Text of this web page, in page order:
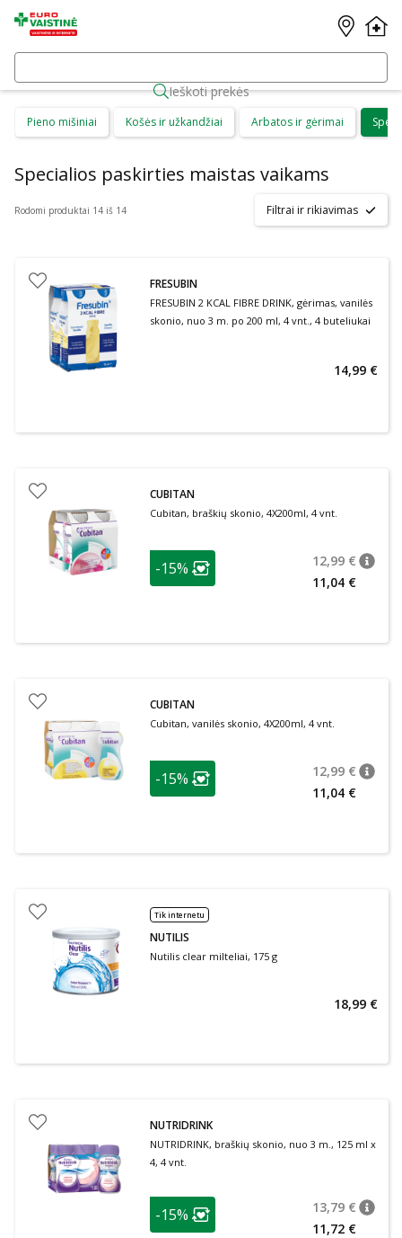
Ieškoti prekės
Pieno mišiniai Košės ir užkandžiai Arbatos ir gėrimai
Specialios paskirties maistas vaikams
Rodomi produktai 14 iš 14 Filtrai ir rikiavimas
FRESUBIN
FRESUBIN 2 KCAL FIBRE DRINK, gėrimas, vanilės
skonio, nuo 3 m. po 200 ml, 4 vnt., 4 buteliukai
14,99 €
CUBITAN
Cubitan, braškių skonio, 4X200ml, 4 vnt.
patarimas
Lojalumo klubo narių nuolaida
-15% 12,99 €
11,04 €
CUBITAN
Cubitan, vanilės skonio, 4X200ml, 4 vnt.
patarimas
Lojalumo klubo narių nuolaida
-15% 12,99 €
11,04 €
Tik internetu
NUTILIS
Nutilis clear milteliai, 175 g
18,99 €
NUTRIDRINK
NUTRIDRINK, braškių skonio, nuo 3 m., 125 ml x
4, 4 vnt.
patarimas
Lojalumo klubo narių nuolaida
-15% 13,79 €
11,72 €